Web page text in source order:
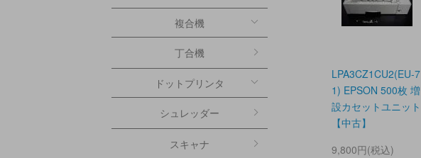
LPA3CZ1CU2(EU-7
1) EPSON 500枚 増
設カセットユニット
【中古】
9,800円(税込)
複合機
丁合機
ドットプリンタ
シュレッダー
スキャナ